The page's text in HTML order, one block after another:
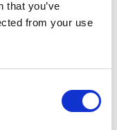
that you’ve
from your use